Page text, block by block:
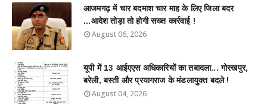
आजमगढ़ में चार बदमाश चार माह के लिए जिला बदर
...आदेश तोड़ा तो होगी सख्त कार्रवाई !
August 06, 2026
यूपी में 13 आईएएस अधिकारियों का तबादला... गोरखपुर,
बरेली, बस्ती और प्रयागराज के मंडलायुक्त बदले !
August 04, 2026